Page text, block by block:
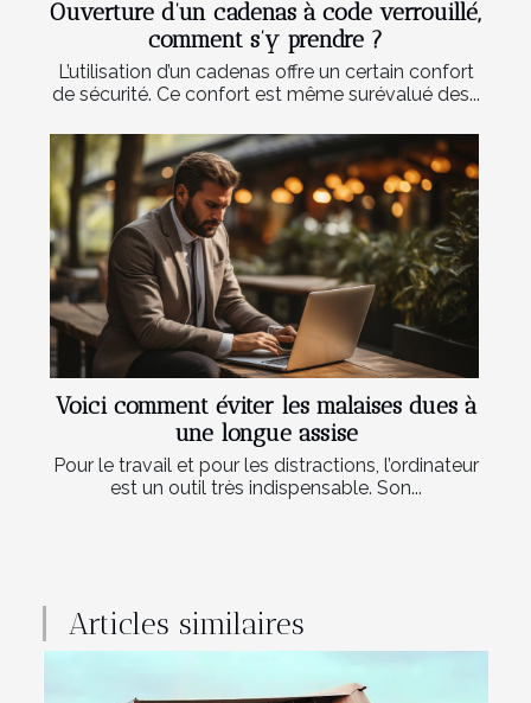
Ouverture d’un cadenas à code verrouillé,
comment s’y prendre ?
L’utilisation d’un cadenas offre un certain confort
de sécurité. Ce confort est même surévalué des...
Voici comment éviter les malaises dues à
une longue assise
Pour le travail et pour les distractions, l’ordinateur
est un outil très indispensable. Son...
Articles similaires